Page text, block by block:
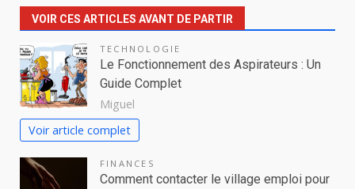
VOIR CES ARTICLES AVANT DE PARTIR
TECHNOLOGIE
Le Fonctionnement des Aspirateurs : Un
Guide Complet
Miguel
Voir article complet
FINANCES
Comment contacter le village emploi pour